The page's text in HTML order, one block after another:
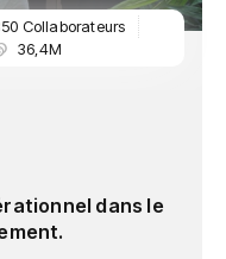
Collaborateurs
36,4M
dans le